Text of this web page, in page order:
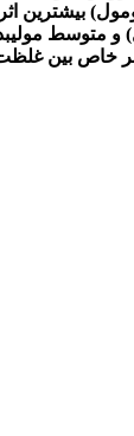
گلخانه‌ای، عناصر آهن
بین غلظت